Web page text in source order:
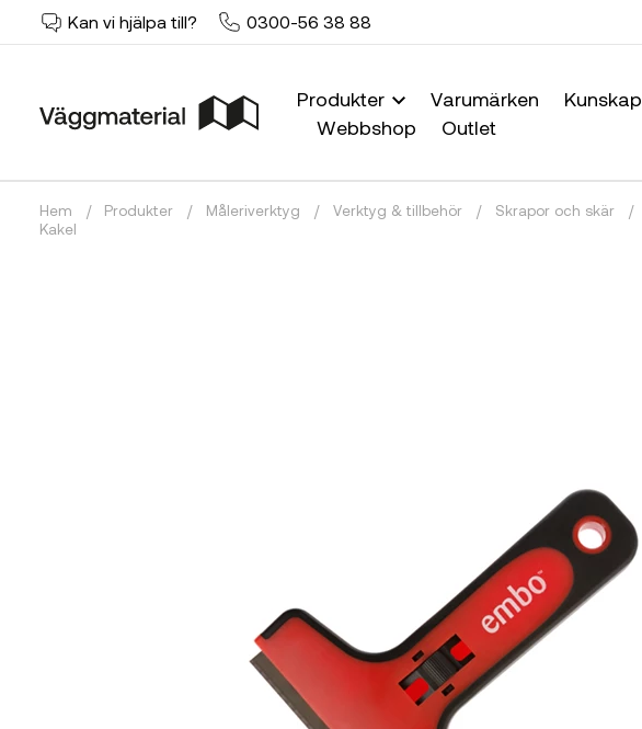
Kan vi hjälpa till? 0300-56 38 88
Produkter Varumärken Kunskap
Webbshop
Outlet
Hem / Produkter / Måleriverktyg / Verktyg & tillbehör / Skrapor och skär /
Kakel